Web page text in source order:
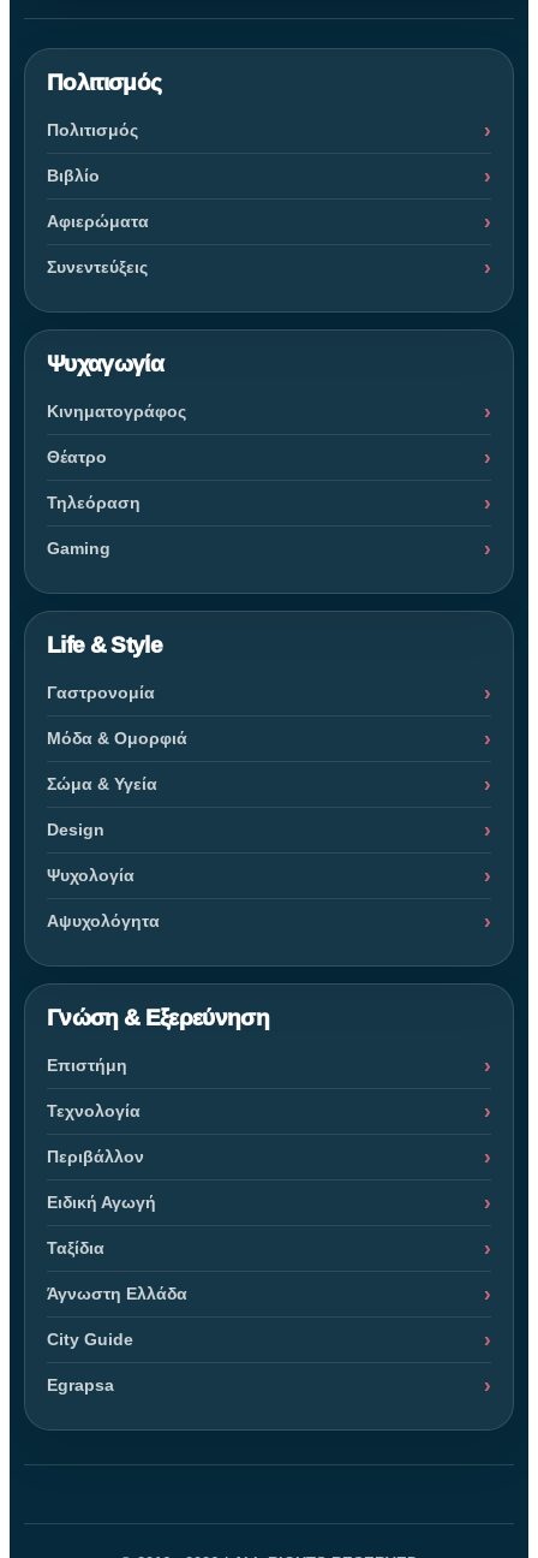
Πολιτισμός
Πολιτισμός
Βιβλίο
Αφιερώματα
Συνεντεύξεις
Ψυχαγωγία
Κινηματογράφος
Θέατρο
Τηλεόραση
Gaming
Life & Style
Γαστρονομία
Μόδα & Ομορφιά
Σώμα & Υγεία
Design
Ψυχολογία
Αψυχολόγητα
Γνώση & Εξερεύνηση
Επιστήμη
Τεχνολογία
Περιβάλλον
Ειδική Αγωγή
Ταξίδια
Άγνωστη Ελλάδα
City Guide
Egrapsa